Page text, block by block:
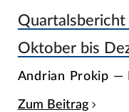
Quartalsbericht
Oktober bis
Andrian Prokip —
Zum Beitrag